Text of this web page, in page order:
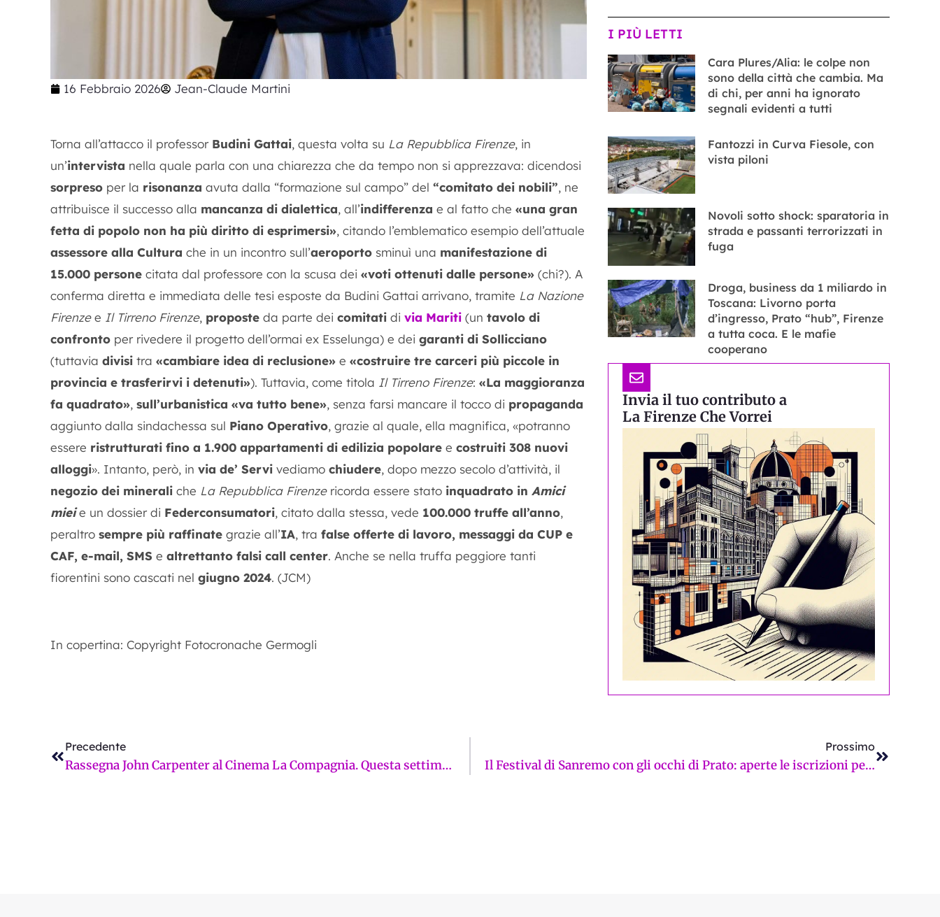
16 Febbraio 2026 Jean-Claude Martini
Torna all’attacco il professor Budini Gattai, questa volta su La Repubblica Firenze, in
un’intervista nella quale parla con una chiarezza che da tempo non si apprezzava: dicendosi
sorpreso per la risonanza avuta dalla “formazione sul campo” del “comitato dei nobili”, ne
attribuisce il successo alla mancanza di dialettica, all’indifferenza e al fatto che «una gran
fetta di popolo non ha più diritto di esprimersi», citando l’emblematico esempio dell’attuale
assessore alla Cultura che in un incontro sull’aeroporto sminuì una manifestazione di
15.000 persone citata dal professore con la scusa dei «voti ottenuti dalle persone» (chi?). A
conferma diretta e immediata delle tesi esposte da Budini Gattai arrivano, tramite La Nazione
Firenzee Il Tirreno Firenze, proposte da parte dei comitati di via Mariti (un tavolo di
confronto per rivedere il progetto dell’ormai ex Esselunga) e dei garanti di Sollicciano
(tuttavia divisi tra «cambiare idea di reclusione» e «costruire tre carceri più piccole in
provincia e trasferirvi i detenuti»). Tuttavia, come titola Il Tirreno Firenze: «La maggioranza
fa quadrato», sull’urbanistica «va tutto bene», senza farsi mancare il tocco di propaganda
aggiunto dalla sindachessa sul Piano Operativo, grazie al quale, ella magnifica, «potranno
essere ristrutturati fino a 1.900 appartamenti di edilizia popolare e costruiti 308 nuovi
alloggi». Intanto, però, in via de’ Servi vediamo chiudere, dopo mezzo secolo d’attività, il
negozio dei minerali che La Repubblica Firenzericorda essere stato inquadrato in Amici
mieie un dossier di Federconsumatori, citato dalla stessa, vede 100.000 truffe all’anno,
peraltro sempre più raffinate grazie all’IA, tra false offerte di lavoro, messaggi da CUP e
CAF, e-mail, SMS e altrettanto falsi call center. Anche se nella truffa peggiore tanti
fiorentini sono cascati nel giugno 2024. (JCM)
In copertina: Copyright Fotocronache Germogli
I PIÙ LETTI
Cara Plures/Alia: le colpe non
sono della città che cambia. Ma
di chi, per anni ha ignorato
segnali evidenti a tutti
Fantozzi in Curva Fiesole, con
vista piloni
Novoli sotto shock: sparatoria in
strada e passanti terrorizzati in
fuga
Droga, business da 1 miliardo in
Toscana: Livorno porta
d’ingresso, Prato “hub”, Firenze
a tutta coca. E le mafie
cooperano
Invia il tuo contributo a
La Firenze Che Vorrei
Precedente
Rassegna John Carpenter al Cinema La Compagnia. Questa settimana “LA COSA”
Prossimo
Il Festival di Sanremo con gli occhi di Prato: aperte le iscrizioni per il FantaSanremo di Sdb Comunicazione